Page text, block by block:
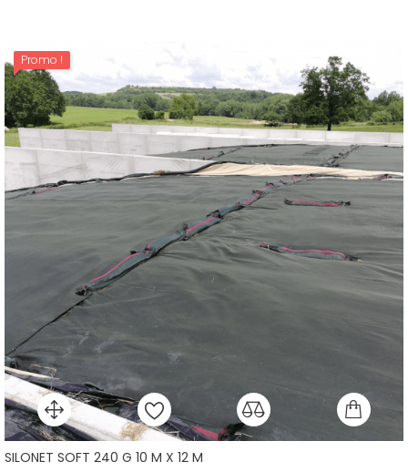
Promo !
SILONET SOFT 240 G 10 M X 12 M